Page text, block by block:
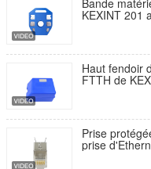
Bande
KEXINT 201
Haut fendoir
FTTH de
Prise
prise